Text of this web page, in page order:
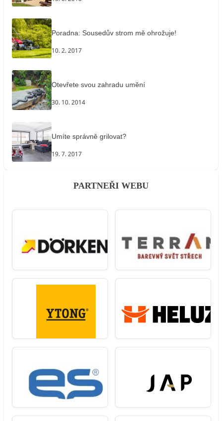
Poradna: Sousedův strom mě ohrožuje!
10. 2. 2017
Otevřete svou zahradu umění
30. 10. 2014
Umíte správně grilovat?
19. 7. 2017
PARTNEŘI WEBU